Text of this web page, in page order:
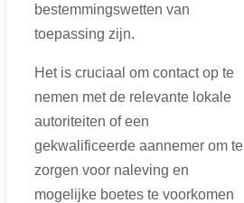
bestemmingswetten van
toepassing zijn.
Het is cruciaal om contact op te
nemen met de relevante lokale
autoriteiten of een
gekwalificeerde aannemer om te
zorgen voor naleving en
mogelijke boetes te voorkomen